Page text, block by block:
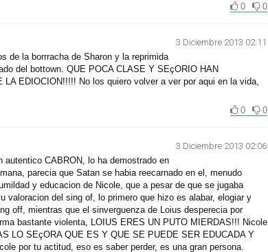
0
0
3 Diciembre 2013 02:11
de la borrracha de Sharon y la reprimida
del bottown. QUE POCA CLASE Y SEçORIO HAN
LA EDIOCION!!!!! No los quiero volver a ver por aqui en la vida,
0
0
3 Diciembre 2013 02:06
CABRON, lo ha demostrado en
parecia que Satan se habia reecarnado en el, menudo
y educacion de Nicole, que a pesar de que se jugaba
valoracion del sing of, lo primero que hizo es alabar, elogiar y
off, mientras que el sinverguenza de Loius desperecia por
bastante violenta, LOIUS ERES UN PUTO MIERDAS!!! Nicole
LO SEçORA QUE ES Y QUE SE PUEDE SER EDUCADA Y
por tu actitud, eso es saber perder, es una gran persona.